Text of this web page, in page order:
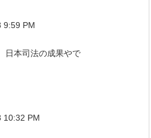
9:59 PM
日本司法の成果やで
10:32 PM